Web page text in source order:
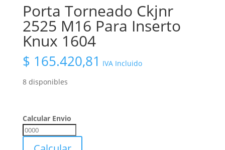
Porta Torneado Ckjnr
2525 M16 Para Inserto
Knux 1604
$ 165.420,81 IVA Incluido
8 disponibles
Calcular Envio
Calcular
Envio